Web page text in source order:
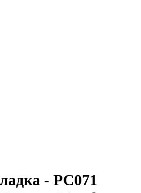
- PC071